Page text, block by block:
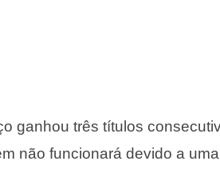
ganhou três títulos
não funcionará devido a